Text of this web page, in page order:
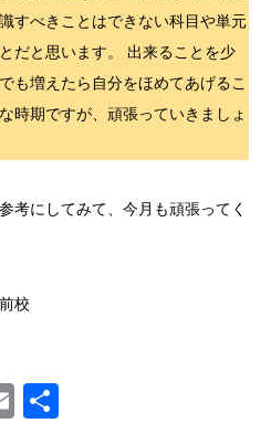
すべきことはできない科目や単元
だと思います。 出来ることを少
も増えたら自分をほめてあげるこ
時期ですが、頑張っていきましょ
考にしてみて、今月も頑張ってく
校
Email